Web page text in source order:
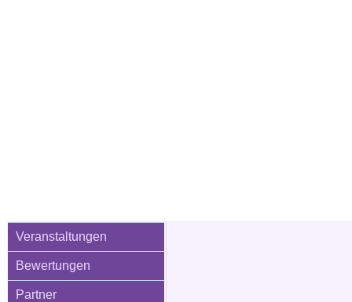
Veranstaltungen
Bewertungen
Partner